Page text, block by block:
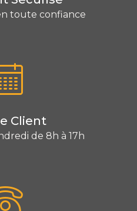
toute confiance
Client
de 8h à 17h